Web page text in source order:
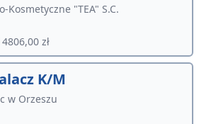
Kosmetyczne "TEA" S.C.
zł
K/M
w Orzeszu